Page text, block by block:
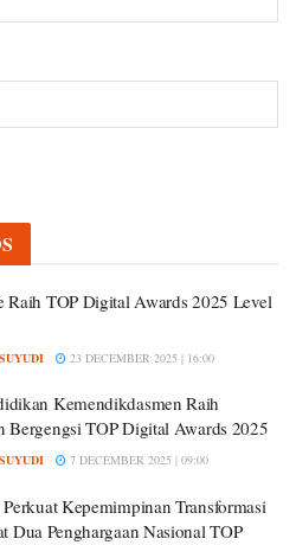
Raih TOP Digital Awards 2025 Level
23 DECEMBER 2025 | 16:00
Kemendikdasmen Raih
Bergengsi TOP Digital Awards 2025
7 DECEMBER 2025 | 09:00
Kepemimpinan Transformasi
Dua Penghargaan Nasional TOP